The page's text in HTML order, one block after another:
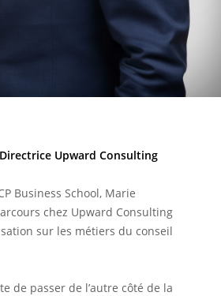
Upward Consulting
Business School, Marie
chez Upward Consulting
sur les métiers du conseil
de passer de l’autre côté de la